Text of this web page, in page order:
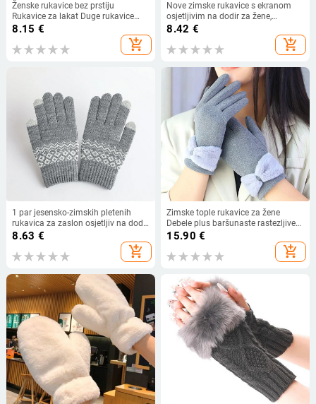
Ženske rukavice bez prstiju
Rukavice za lakat Duge rukavice
Grijač za ruke Narukavi Pleteni Goth
Lolita grijač za ruke Anime Cosplay
dodaci
8.15 €
add_shopping_cart
Nove zimske rukavice s ekranom
osjetljivim na dodir za žene,
muškarce, zadebljane tople,
otisnutim pahuljama, vunene
8.42 €
add_shopping_cart
1 par jesensko-zimskih pletenih
rukavica za zaslon osjetljiv na dodir
za žene, muškarce, vunene pletene
deblje tople rastezljive rukavice s
punim prstima skijaške rukavice
8.63 €
add_shopping_cart
Zimske tople rukavice za žene
Debele plus baršunaste rastezljive
rukavice s dodirnim zaslonom i
Rukavice na otvorenom otporne na
15.90 €
add_shopping_cart